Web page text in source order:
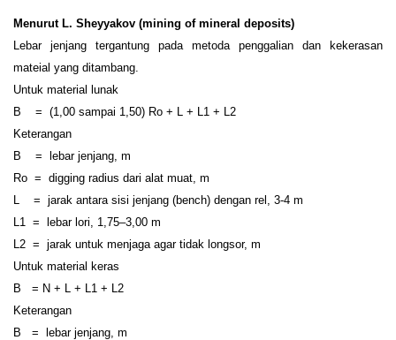
Menurut L. Sheyyakov (mining of mineral deposits)
Lebar jenjang tergantung pada metoda penggalian dan kekerasan
mateial yang ditambang.
Untuk material lunak
B = (1,00 sampai 1,50) Ro + L + L1 + L2
Keterangan
B = lebar jenjang, m
Ro = digging radius dari alat muat, m
L = jarak antara sisi jenjang (bench) dengan rel, 3-4 m
L1 = lebar lori, 1,75–3,00 m
L2 = jarak untuk menjaga agar tidak longsor, m
Untuk material keras
B = N + L + L1 + L2
Keterangan
B = lebar jenjang, m